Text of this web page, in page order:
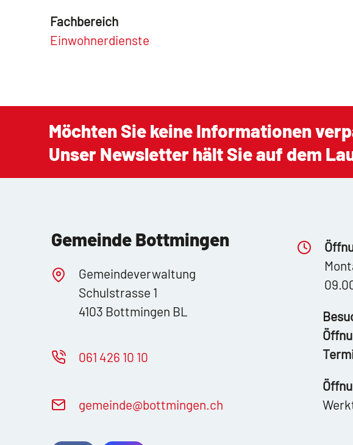
Fachbereich
Einwohnerdienste
Möchten Sie keine Informationen
Unser Newsletter hält Sie auf dem
Gemeinde Bottmingen
Gemeindeverwaltung
Schulstrasse 1
4103 Bottmingen BL
061 426 10 10
g m nd b ttm ng n ch